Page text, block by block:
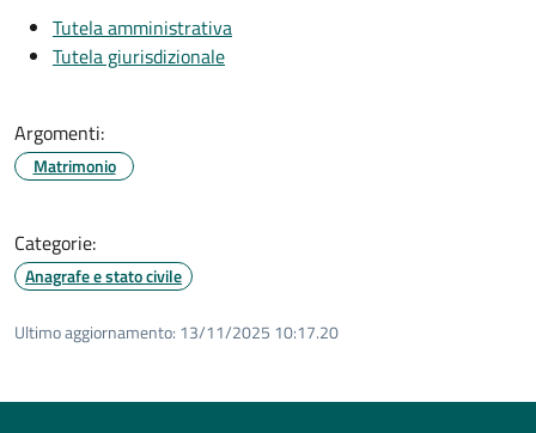
Tutela amministrativa
Tutela giurisdizionale
Argomenti:
Matrimonio
Categorie:
Anagrafe e stato civile
Ultimo aggiornamento: 13/11/2025 10:17.20